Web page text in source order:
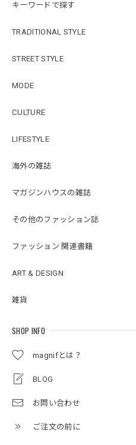
キーワードで探す
TRADITIONAL STYLE
STREET STYLE
MODE
CULTURE
LIFESTYLE
海外の雑誌
マガジンハウスの雑誌
その他のファッション誌
ファッション 関連書籍
ART & DESIGN
雑貨
SHOP INFO
magnifとは？
BLOG
お問い合わせ
ご注文の前に